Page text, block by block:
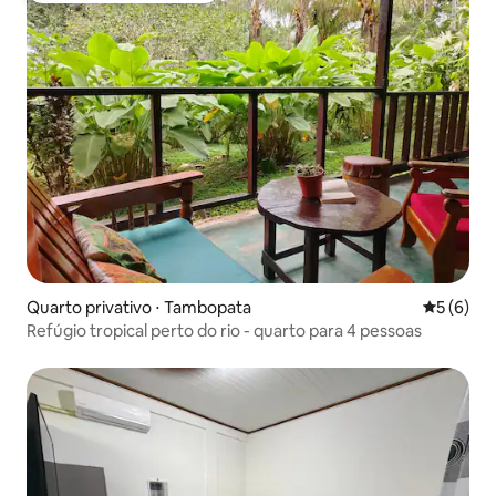
Quarto privativo ⋅ Tambopata 5 de
5 (6)
Refúgio tropical perto do rio - quarto para 4 pessoas